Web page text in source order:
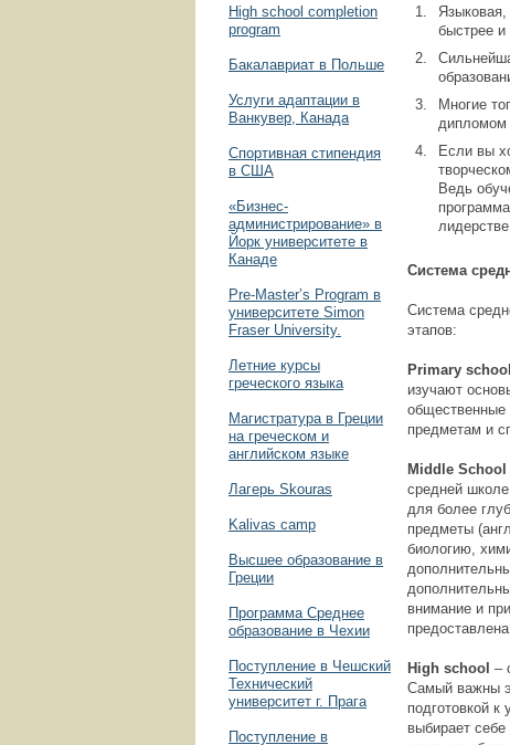
High school completion
program
Бакалавриат в Польше
Услуги адаптации в
Ванкувер, Канада
Спортивная стипендия
в США
«Бизнес­
администрирование» в
Йорк университете в
Канаде
Pre-Master’s Program в
университете Simon
Fraser University.
Летние курсы
греческого языка
Магистратура в Греции
на греческом и
английском языке
Лагерь Skouras
Kalivas camp
Высшее образование в
Греции
Программа Среднее
образование в Чехии
Поступление в Чешский
Технический
университет г. Прага
Поступление в
Языковая,
быстрее
Многие
дипломом
Если вы
Ведь
Система
Система
этапов:
Primary school
изучают
общественные
предметам и
Middle School
средней
для более
предметы
биологию,
внимание и
High school –
Самый важны
подготовкой
выбирает